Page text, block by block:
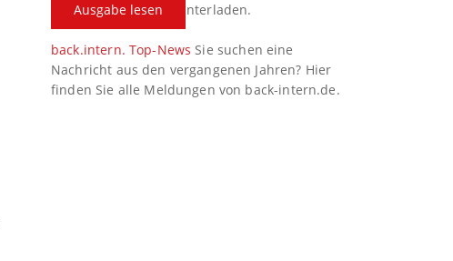
Ausgabe lesen
ältere Ausgaben herunterladen.
back.intern. Top-News Sie suchen eine
Nachricht aus den vergangenen Jahren? Hier
finden Sie alle Meldungen von back-intern.de.